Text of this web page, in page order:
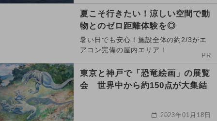
夏こそ行きたい！涼しい空間で動
物とのゼロ距離体験を◎
暑い日でも安心！施設全体の約2/3がエ
アコン完備の屋内エリア！
PR
東京と神戸で「恐竜絵画」の展覧
会 世界中から約150点が大集結
2023年01月18日